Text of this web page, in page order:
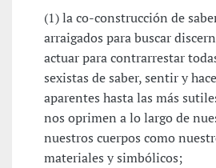
(1) la co-construcción de
arraigados para buscar
actuar para contrarrestar
sexistas de saber, sentir y
aparentes hasta las más
nos oprimen a lo largo de
nuestros cuerpos como
materiales y simbólicos;